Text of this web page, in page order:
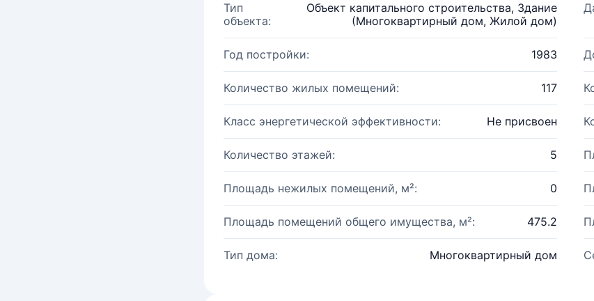
Тип
объекта:
Объект капитального строительства, Здание
(Многоквартирный дом, Жилой дом)
Год постройки: 1983
Количество жилых помещений: 117
Класс энергетической эффективности: Не присвоен
Количество этажей: 5
Площадь нежилых помещений, м²: 0
Площадь помещений общего имущества, м²: 475.2
Тип дома: Многоквартирный дом